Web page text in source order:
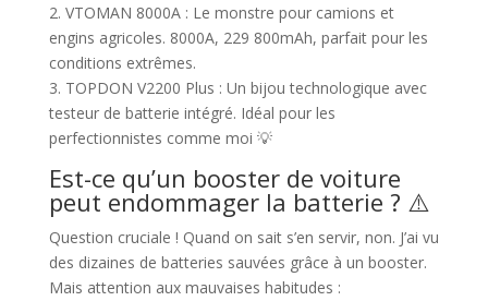
2. VTOMAN 8000A : Le monstre pour camions et
engins agricoles. 8000A, 229 800mAh, parfait pour les
conditions extrêmes.
3. TOPDON V2200 Plus : Un bijou technologique avec
testeur de batterie intégré. Idéal pour les
perfectionnistes comme moi 💡
Est-ce qu’un booster de voiture
peut endommager la batterie ? ⚠️
Question cruciale ! Quand on sait s’en servir, non. J’ai vu
des dizaines de batteries sauvées grâce à un booster.
Mais attention aux mauvaises habitudes :